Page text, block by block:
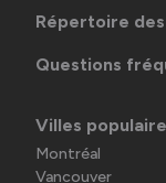
Répertoire
Questions
Villes
Montréal
Vancouver